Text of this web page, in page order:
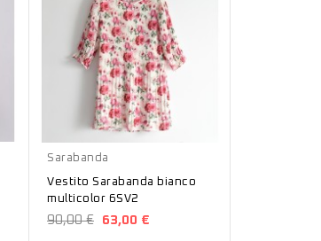
Bianco
Sarabanda
Vestito Sarabanda bianco
multicolor 6SV2
90,00 € 63,00 €